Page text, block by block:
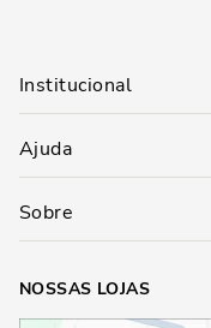
Institucional
Ajuda
Sobre
NOSSAS LOJAS